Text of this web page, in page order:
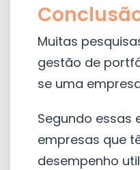
Muitas
gestão de
se uma
Segundo essas
empresas que
desempenho